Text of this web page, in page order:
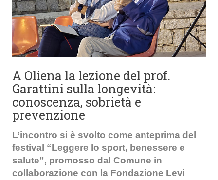
A Oliena la lezione del prof.
Garattini sulla longevità:
conoscenza, sobrietà e
prevenzione
L’incontro si è svolto come anteprima del
festival “Leggere lo sport, benessere e
salute”, promosso dal Comune in
collaborazione con la Fondazione Levi